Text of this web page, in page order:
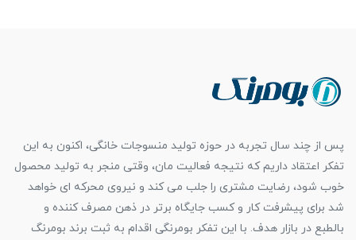
پس از چند سال تجربه در حوزه تولید منسوجات خانگی، اکنون به این
تفکر اعتقاد داریم که نتیجه فعالیت مان، وقتی منجر به تولید محصول
خوب شود، رضایت مشتری را جلب می کند و نیروی محرکه ای خواهد
شد برای پیشرفت کار و کسب جایگاه برتر در ذهن مصرف کننده و
بالطبع در بازار هدف. با این تفکر بومرنگی اقدام به ثبت برند بومرنگ